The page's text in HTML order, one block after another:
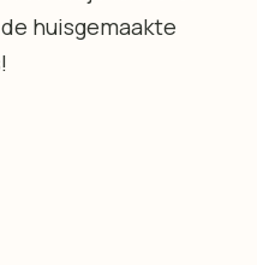
huisgemaakte